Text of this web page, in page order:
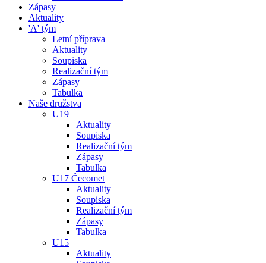
Zápasy
Aktuality
'A' tým
Letní příprava
Aktuality
Soupiska
Realizační tým
Zápasy
Tabulka
Naše družstva
U19
Aktuality
Soupiska
Realizační tým
Zápasy
Tabulka
U17 Čecomet
Aktuality
Soupiska
Realizační tým
Zápasy
Tabulka
U15
Aktuality